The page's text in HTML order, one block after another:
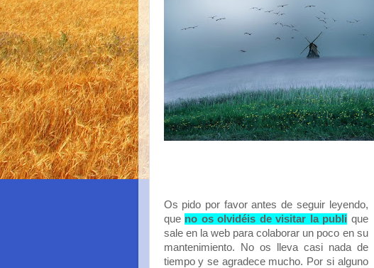
Os pido por favor antes de seguir leyendo,
que no os olvidéis de visitar la publi que
sale en la web para colaborar un poco en su
mantenimiento. No os lleva casi nada de
tiempo y se agradece mucho. Por si alguno